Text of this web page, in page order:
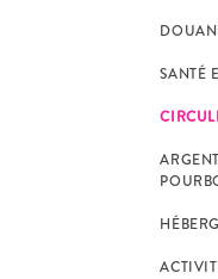
SANTÉ
Chaque fois que